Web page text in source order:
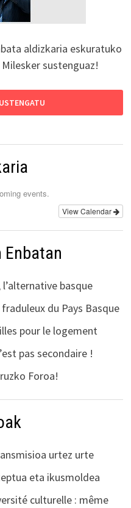
aldizkaria eskuratuko
sustenguaz!
events.
View Calendar
Enbatan
l’alternative basque
du Pays Basque
pour le logement
pas secondaire !
Foroa!
urtez urte
eta ikusmoldea
culturelle : même